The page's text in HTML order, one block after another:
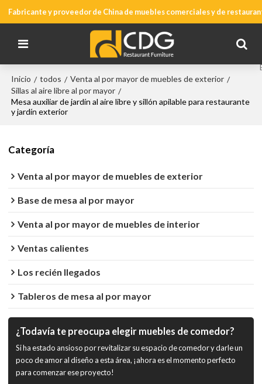
Fabricante y proveedor de China de muebles comerciales y de
Inicio / todos / Venta al por mayor de muebles de exterior /
Sillas al aire libre al por mayor /
Mesa auxiliar de jardín al aire libre y sillón apilable para restaurante
y jardín exterior
Categoría
Venta al por mayor de muebles de exterior
Base de mesa al por mayor
Venta al por mayor de muebles de interior
Ventas calientes
Los recién llegados
Tableros de mesa al por mayor
¿Todavía te preocupa elegir muebles de comedor?
Si ha estado ansioso por revitalizar su espacio de comedor y darle un
poco de amor al diseño a esta área, ¡ahora es el momento perfecto
para comenzar ese proyecto!